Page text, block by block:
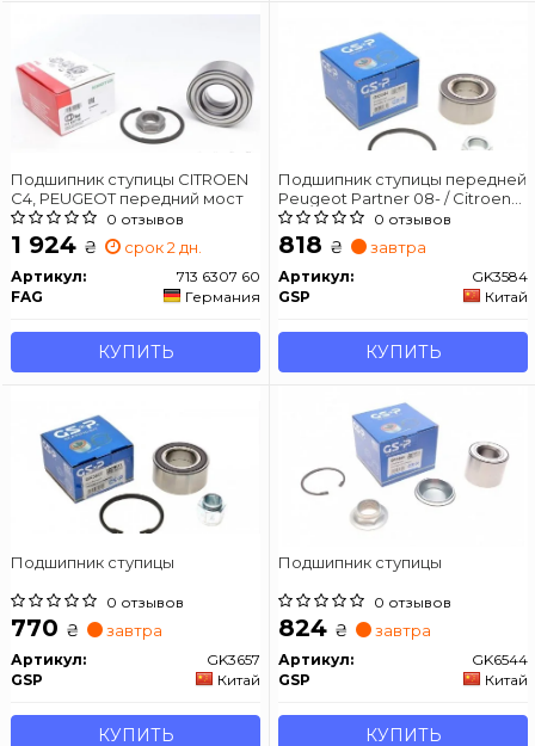
Подшипник ступицы CITROEN
C4, PEUGEOT передний мост
0 отзывов
1 924 ₴ срок 2 дн.
Артикул:
713 6307 60
FAG
Германия
КУПИТЬ
Подшипник ступицы передней
Peugeot Partner 08- / Citroen
Berlingo 1.6 HDi 08-
0 отзывов
818 ₴ завтра
Артикул:
GK3584
GSP
Китай
КУПИТЬ
Подшипник ступицы
0 отзывов
770 ₴ завтра
Артикул:
GK3657
GSP
Китай
КУПИТЬ
Подшипник ступицы
0 отзывов
824 ₴ завтра
Артикул:
GK6544
GSP
Китай
КУПИТЬ